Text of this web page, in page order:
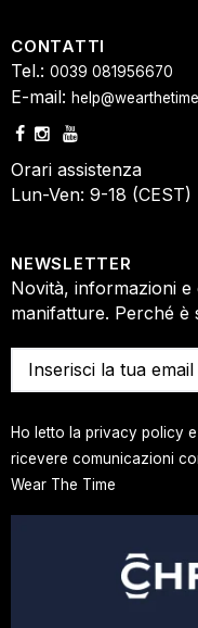
CONTATTI
Tel.: 0039 081956670
E-mail:
Orari assistenza
Lun-Ven: 9-18 (CEST)
NEWSLETTER
Novità, informazioni
manifatture. Perché è
Ho letto la privacy policy
ricevere comunicazioni
Wear The Time